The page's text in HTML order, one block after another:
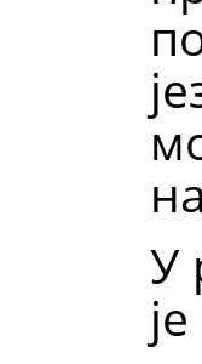
на
У